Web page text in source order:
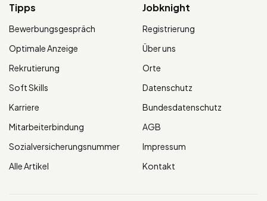
Tipps
Bewerbungsgespräch
Optimale Anzeige
Rekrutierung
Soft Skills
Karriere
Mitarbeiterbindung
Sozialversicherungsnummer
Alle Artikel
Jobknight
Registrierung
Über uns
Orte
Datenschutz
Bundesdatenschutz
AGB
Impressum
Kontakt